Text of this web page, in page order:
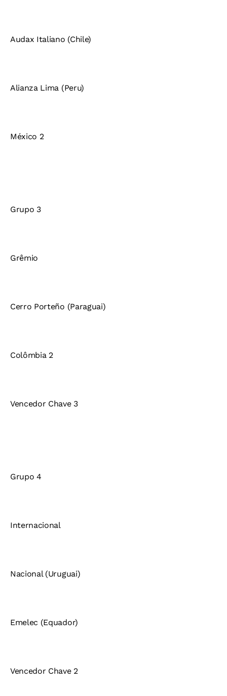
Audax Italiano (Chile)
Alianza Lima (Peru)
México 2
Grupo 3
Grêmio
Cerro Porteño (Paraguai)
Colômbia 2
Vencedor Chave 3
Grupo 4
Internacional
Nacional (Uruguai)
Emelec (Equador)
Vencedor Chave 2